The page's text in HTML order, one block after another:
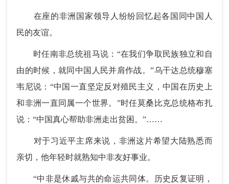
在座的非洲国家领导人纷纷回忆起各国同中国人
民的友谊。
时任南非总统祖马说：“在我们争取民族独立和自
由的时候，就同中国人民并肩作战。”乌干达总统穆塞
韦尼说：“中国一直坚定反对殖民主义，中国在历史上
和非洲一直同属一个世界。”时任莫桑比克总统格布扎
说：“中国真心帮助非洲走出贫困。”……
对于习近平主席来说，非洲这片希望大陆熟悉而
亲切，他年轻时就熟知中非友好事业。
“中非是休戚与共的命运共同体。历史反复证明，